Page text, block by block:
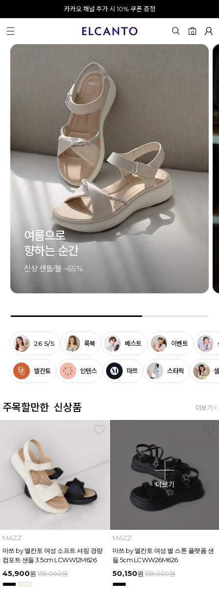
오전 10시 이전 결제 완료 시 오늘 출발!
회원가입 시 최대 20% 쿠폰 지급
카카오 채널 추가 시 10% 쿠폰 증정
APP으로 로그인하고 10% 할인쿠폰 받기
0
클래식의
기준이 되는 한 켤레
시그니처 컬렉션
26 S/S 룩북 베스트 이벤트
엘칸토 인텐스 마쯔 스타픽
주목할만한 신상품 더보기 >
MAZZ
마쯔 by 엘칸토 여성 소프트 셔링 경량
컴포트 샌들 3.5cm LCWW12M626
45,900원 159,000원
더보기
MAZZ
마쯔 by 엘칸토 여성 별 스톤 플랫폼 샌
들 5cm LCWW26M626
50,150원 159,000원